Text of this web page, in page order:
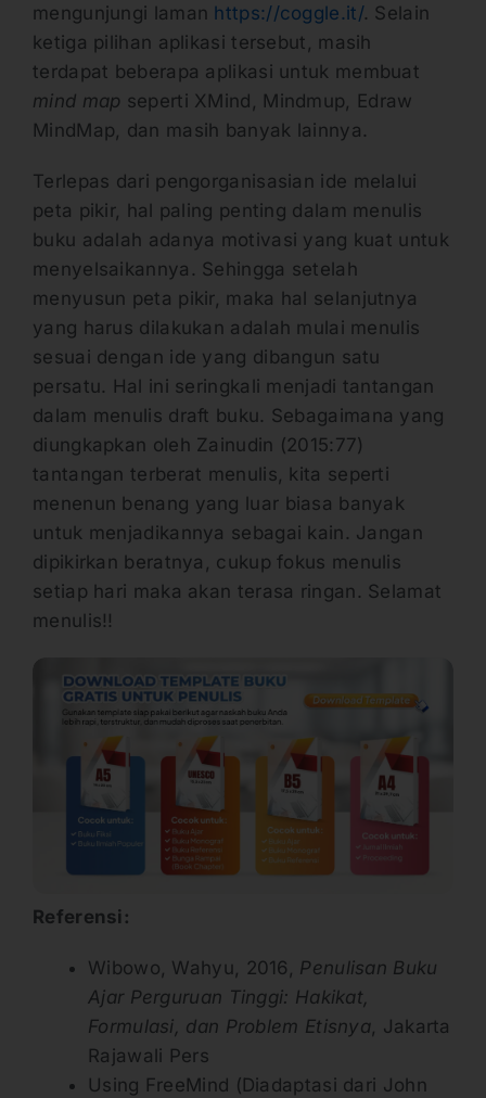
mengunjungi laman https://coggle.it/. Selain
ketiga pilihan aplikasi tersebut, masih
terdapat beberapa aplikasi untuk membuat
mind map seperti XMind, Mindmup, Edraw
MindMap, dan masih banyak lainnya.
Terlepas dari pengorganisasian ide melalui
peta pikir, hal paling penting dalam menulis
buku adalah adanya motivasi yang kuat untuk
menyelsaikannya. Sehingga setelah
menyusun peta pikir, maka hal selanjutnya
yang harus dilakukan adalah mulai menulis
sesuai dengan ide yang dibangun satu
persatu. Hal ini seringkali menjadi tantangan
dalam menulis draft buku. Sebagaimana yang
diungkapkan oleh Zainudin (2015:77)
tantangan terberat menulis, kita seperti
menenun benang yang luar biasa banyak
untuk menjadikannya sebagai kain. Jangan
dipikirkan beratnya, cukup fokus menulis
setiap hari maka akan terasa ringan. Selamat
menulis!!
Referensi:
Wibowo, Wahyu, 2016, Penulisan Buku
Ajar Perguruan Tinggi: Hakikat,
Formulasi, dan Problem Etisnya, Jakarta
Rajawali Pers
Using FreeMind (Diadaptasi dari John